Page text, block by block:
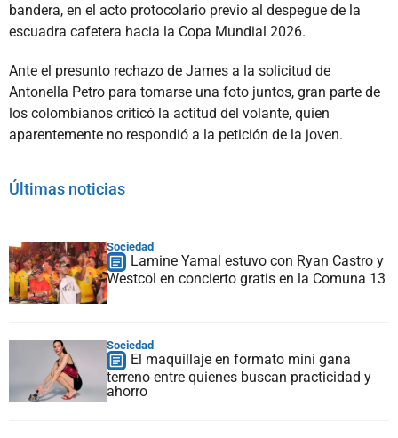
bandera, en el acto protocolario previo al despegue de la
escuadra cafetera hacia la Copa Mundial 2026.
Ante el presunto rechazo de James a la solicitud de
Antonella Petro para tomarse una foto juntos, gran parte de
los colombianos criticó la actitud del volante, quien
aparentemente no respondió a la petición de la joven.
Últimas noticias
Sociedad
Lamine Yamal estuvo con Ryan Castro y
Westcol en concierto gratis en la Comuna 13
Sociedad
El maquillaje en formato mini gana
terreno entre quienes buscan practicidad y
ahorro